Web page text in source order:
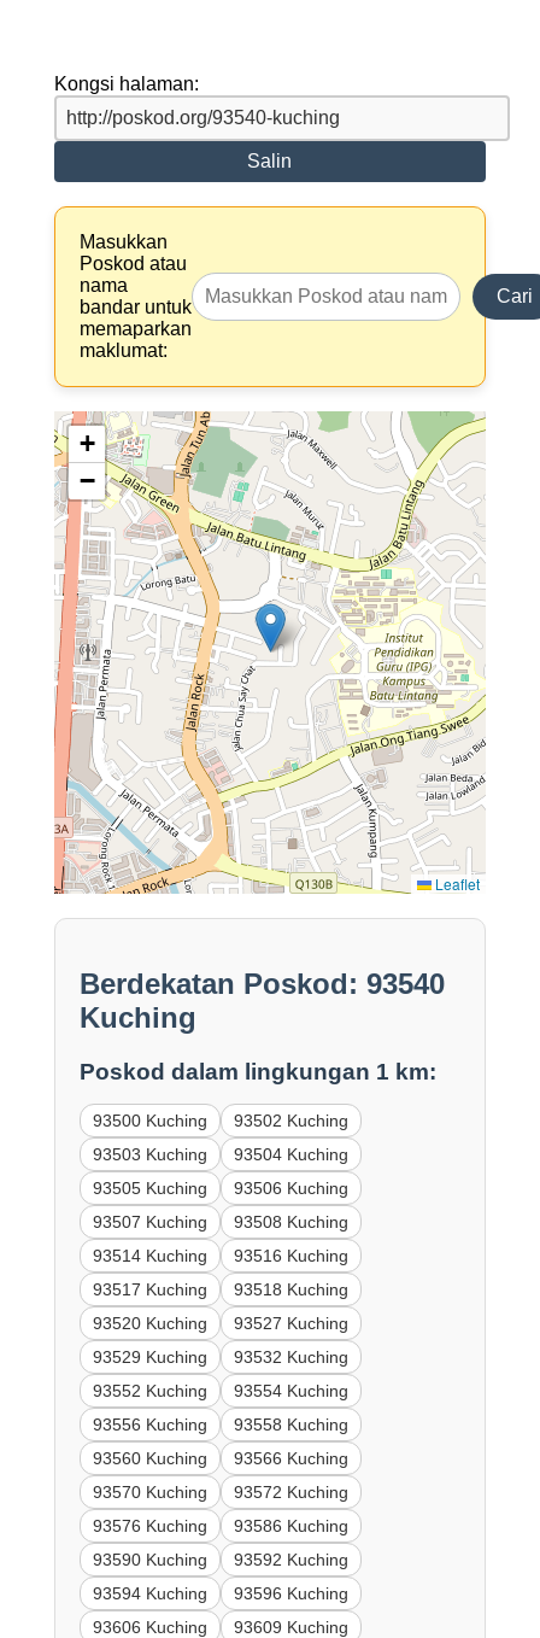
Kongsi halaman:
Salin
Masukkan
Poskod atau
nama
bandar untuk
memaparkan
maklumat:
Cari
+
−
Leaflet
Berdekatan Poskod: 93540
Kuching
Poskod dalam lingkungan 1 km:
93500 Kuching
93502 Kuching
93503 Kuching
93504 Kuching
93505 Kuching
93506 Kuching
93507 Kuching
93508 Kuching
93514 Kuching
93516 Kuching
93517 Kuching
93518 Kuching
93520 Kuching
93527 Kuching
93529 Kuching
93532 Kuching
93552 Kuching
93554 Kuching
93556 Kuching
93558 Kuching
93560 Kuching
93566 Kuching
93570 Kuching
93572 Kuching
93576 Kuching
93586 Kuching
93590 Kuching
93592 Kuching
93594 Kuching
93596 Kuching
93606 Kuching
93609 Kuching